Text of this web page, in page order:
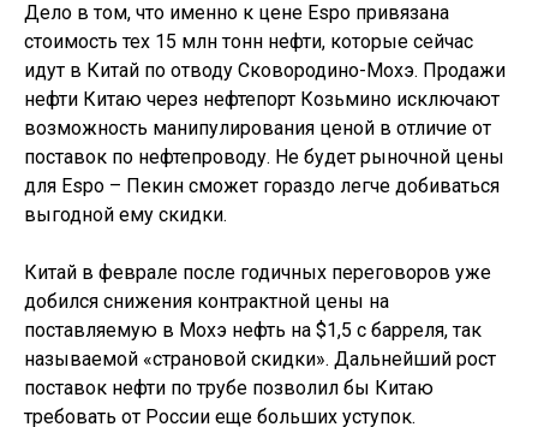
Дело в том, что именно к цене Espo привязана
стоимость тех 15 млн тонн нефти, которые сейчас
идут в Китай по отводу Сковородино-Мохэ. Продажи
нефти Китаю через нефтепорт Козьмино исключают
возможность манипулирования ценой в отличие от
поставок по нефтепроводу. Не будет рыночной цены
для Espo – Пекин сможет гораздо легче добиваться
выгодной ему скидки.
Китай в феврале после годичных переговоров уже
добился снижения контрактной цены на
поставляемую в Мохэ нефть на $1,5 с барреля, так
называемой «страновой скидки». Дальнейший рост
поставок нефти по трубе позволил бы Китаю
требовать от России еще больших уступок.